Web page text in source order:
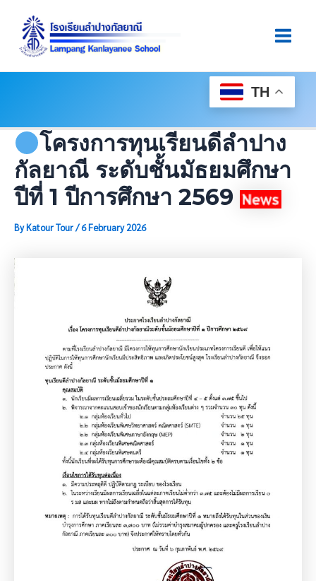
Content
TH
โครงการทุนเรียนดีลำปาง
กัลยาณี ระดับชั้นมัธยมศึกษา
ปีที่ 1 ปีการศึกษา 2569
ByKatour Tour/6 February 2026
Navigation